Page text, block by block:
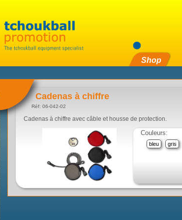
Shop
Cadenas à chiffre
Réf: 06-042-02
Cadenas à chiffre avec câble et housse de protection.
Couleurs:
bleu gris